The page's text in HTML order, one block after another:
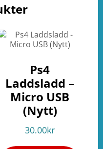
Ps4
Laddsladd –
Micro USB
(Nytt)
30.00kr